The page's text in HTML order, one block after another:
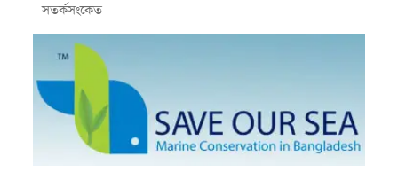
সতর্কসংকেত
দেশের ৫ জেলায় বন্যার শঙ্কা
দেশের বিভিন্ন অঞ্চলে বজ্রবৃষ্টির আভাস, ঢাকার আকাশও মেঘলা
আগস্টে টানা বৃষ্টি ও বন্যার আভাস, সাগরে একাধিক লঘুচাপের
শঙ্কা